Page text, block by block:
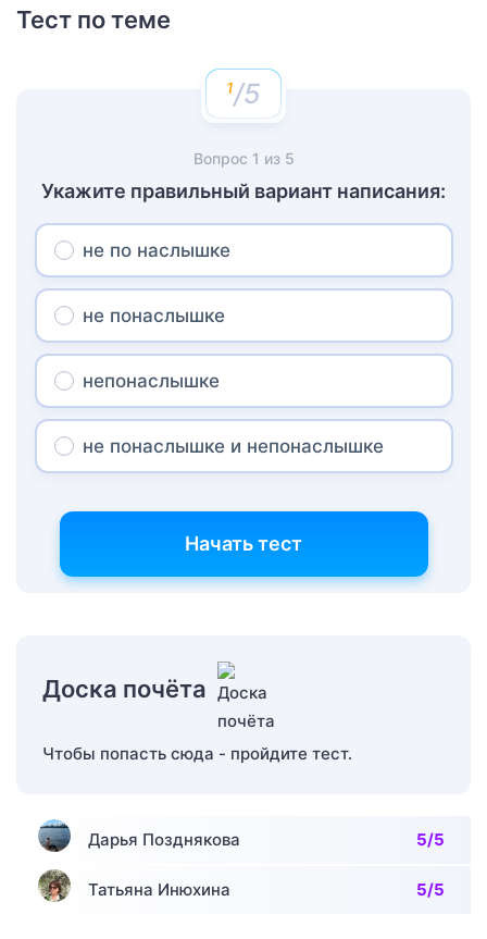
Тест по теме
/5
Вопрос 1 из 5
Укажите правильный вариант написания:
не по наслышке
не понаслышке
непонаслышке
не понаслышке и непонаслышке
Начать тест
Доска почёта
Чтобы попасть сюда - пройдите тест.
Дарья Позднякова 5/5
Татьяна Инюхина 5/5